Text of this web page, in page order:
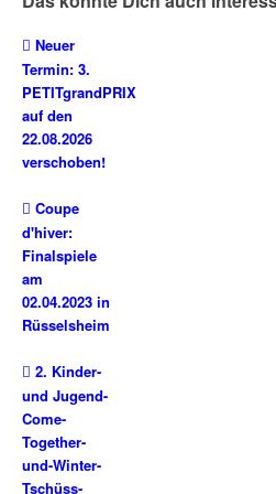
Neuer
Termin: 3.
PETITgrandPRIX
auf den
22.08.2026
verschoben!
Coupe
d'hiver:
Finalspiele
am
02.04.2023 in
Rüsselsheim
2. Kinder-
und Jugend-
Come-
Together-
und-Winter-
Tschüss-